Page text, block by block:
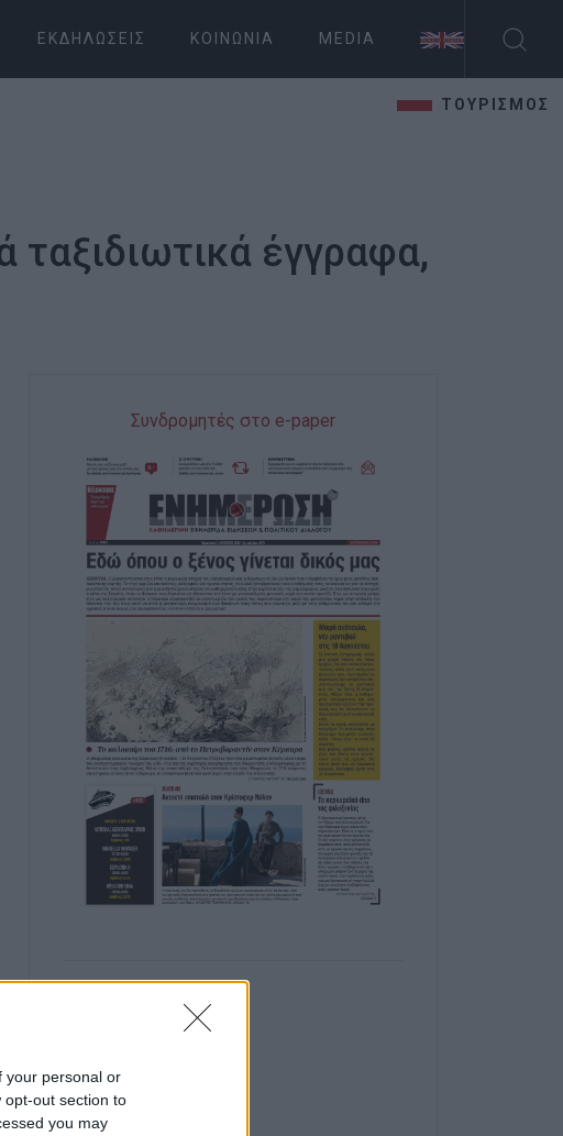
your personal or
opt-out section to
you may
ΕΚΔΗΛΏΣΕΙΣ ΚΟΙΝΩΝΊΑ MEDIA
ΤΟΥΡΙΣΜΟΣ
έγγραφα,
Συνδρομητές στο e-paper